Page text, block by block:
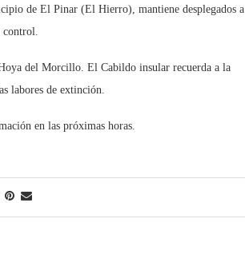
de El Pinar (El Hierro), mantiene desplegados a
del Morcillo. El Cabildo insular recuerda a la
labores de extinción.
en las próximas horas.